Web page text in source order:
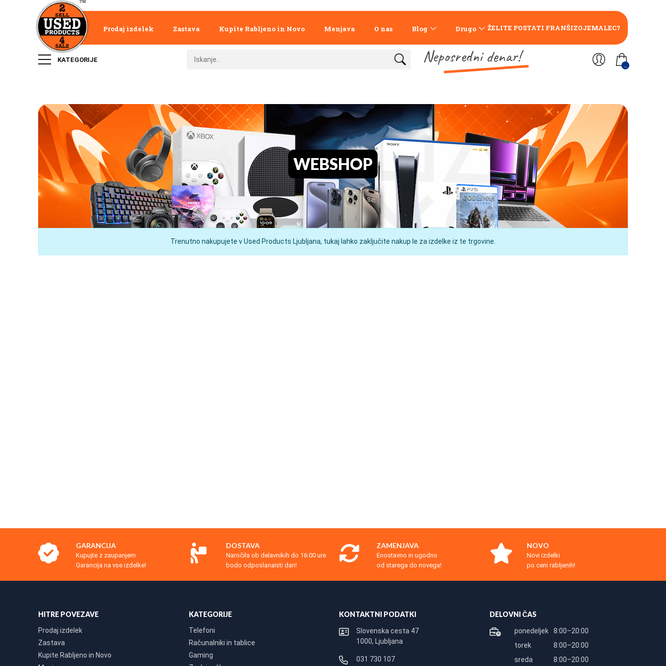
Prodaj izdelek Zastava Kupite Rabljeno in Novo Menjava O nas Blog Drugo ŽELITE POSTATI FRANŠIZOJEMALEC?
KATEGORIJE Neposredni denar! ..
WEBSHOP
Trenutno nakupujete v Used Products Ljubljana, tukaj lahko zaključite nakup le za izdelke iz te trgovine.
GARANCIJA
Kupujte z zaupanjem
Garancija na vse izdelke!
DOSTAVA
Naročila ob delavnikih do 16:00 ure
bodo odposlanaisti dan!
ZAMENJAVA
Enostavno in ugodno
od starega do novega!
NOVO
Novi izdelki
po ceni rabljenih!
HITRE POVEZAVE
Prodaj izdelek
Zastava
Kupite Rabljeno in Novo
KATEGORIJE
Telefoni
Računalniki in tablice
Gaming
KONTAKTNI PODATKI
Slovenska cesta 47
1000, Ljubljana
031 730 107
DELOVNI ČAS
ponedeljek
8:00–20:00
torek
8:00–20:00
sreda
8:00–20:00